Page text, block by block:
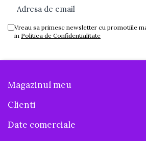
Vreau sa primesc newsletter cu promotiile
in Politica de Confidentialitate
Magazinul meu
Clienti
Date comerciale